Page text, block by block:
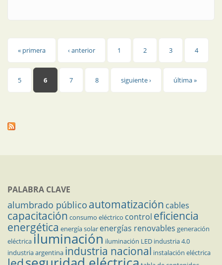
Páginas
« primera ‹ anterior 1 2 3 4
5 6 7 8 siguiente › última »
PALABRA CLAVE
alumbrado público automatización cables
capacitación consumo eléctrico control eficiencia
energética energía solar energías renovables generación
eléctricailuminación iluminación LED industria 4.0
industria argentina industria nacional instalación eléctrica